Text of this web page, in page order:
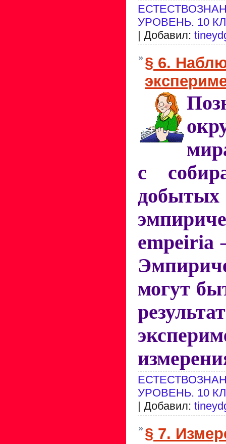
УРОВЕНЬ. 10
| Добавил:
§ 6.
с
добытых
empeiria
могут
УРОВЕНЬ. 10
| Добавил:
§ 7.